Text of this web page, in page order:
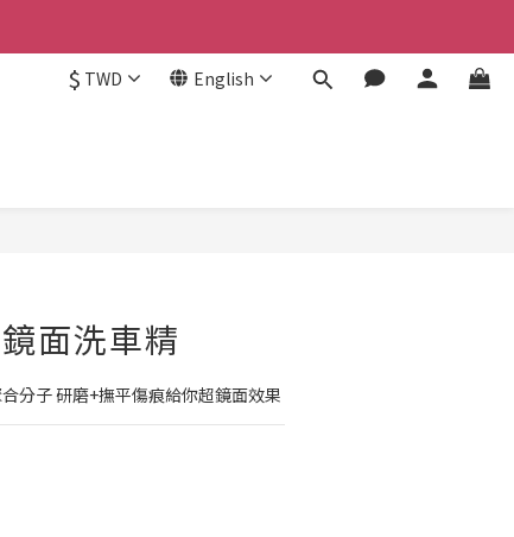
$ TWD English
面洗車精
分子 研磨+撫平傷痕給你超鏡面效果